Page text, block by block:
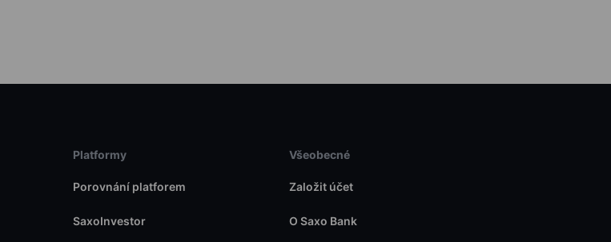
Platformy
Porovnání platforem
SaxoInvestor
Všeobecné
Založit účet
O Saxo Bank